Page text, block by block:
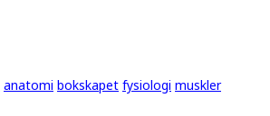
anatomi bokskapet fysiologi muskler